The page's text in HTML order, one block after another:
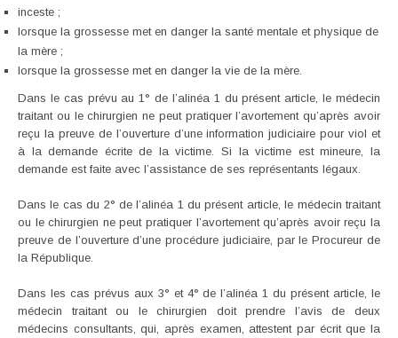
inceste ;
lorsque la grossesse met en danger la santé mentale et physique de
la mère ;
lorsque la grossesse met en danger la vie de la mère.
Dans le cas prévu au 1° de l’alinéa 1 du présent article, le médecin
traitant ou le chirurgien ne peut pratiquer l’avortement qu’après avoir
reçu la preuve de l’ouverture d’une information judiciaire pour viol et
à la demande écrite de la victime. Si la victime est mineure, la
demande est faite avec l’assistance de ses représentants légaux.
Dans le cas du 2° de l’alinéa 1 du présent article, le médecin traitant
ou le chirurgien ne peut pratiquer l’avortement qu’après avoir reçu la
preuve de l’ouverture d’une procédure judiciaire, par le Procureur de
la République.
Dans les cas prévus aux 3° et 4° de l’alinéa 1 du présent article, le
médecin traitant ou le chirurgien doit prendre l’avis de deux
médecins consultants, qui, après examen, attestent par écrit que la